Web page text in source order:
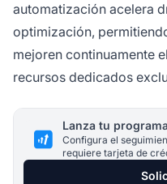
automatización acelera
optimización,
mejoren continuamente
recursos dedicados
Lanza tu
Configura el
requiere tarjeta de